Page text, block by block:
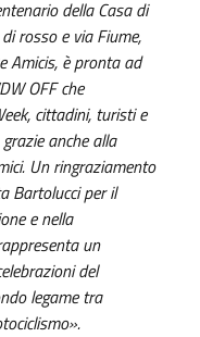
della Casa di
rosso e via Fiume,
Amicis, è pronta ad
OFF che
cittadini, turisti e
anche alla
Un ringraziamento
Bartolucci per il
e nella
un
del
legame tra